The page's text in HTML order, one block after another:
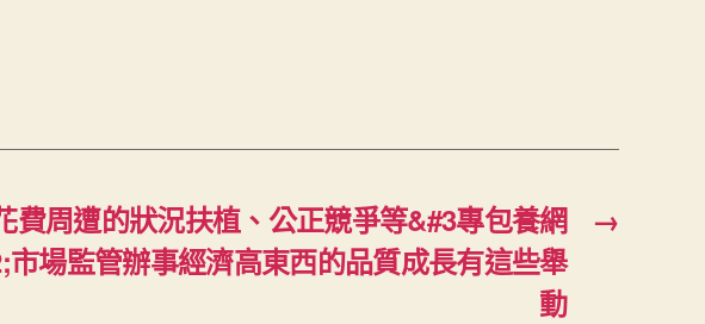
→
費周遭的狀況扶植、公正競爭等&#3專包養網
市場監管辦事經濟高東西的品質成長有這些舉
動